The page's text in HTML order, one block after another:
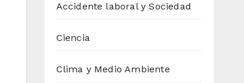
Accidente laboral y Sociedad
Ciencia
Clima y Medio Ambiente